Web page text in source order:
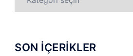
KATEGORİLER
SON İÇERİKLER